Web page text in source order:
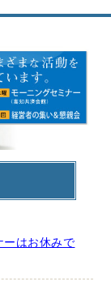
ーはお休みで